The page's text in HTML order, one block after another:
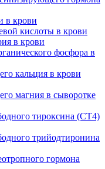
в крови
кислоты в крови
в крови
фосфора в
кальция в крови
магния в сыворотке
тироксина (СТ4)
трийодтиронина
гормона